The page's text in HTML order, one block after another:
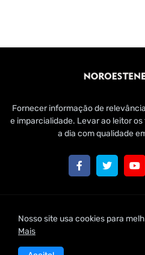
Fornecer informação de
e imparcialidade. Levar ao leitor
a dia com qualidade
Customizado por Edmundo Baía
Home
Nosso site usa cookies para
Mais